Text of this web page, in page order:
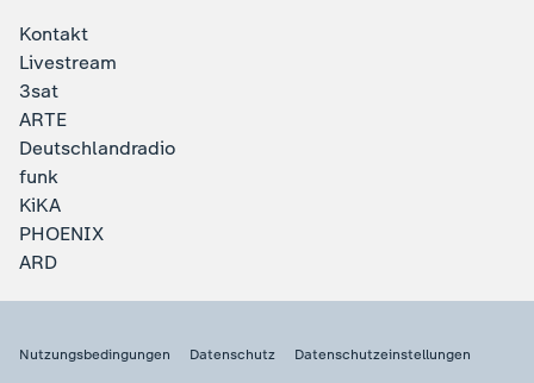
Kontakt
Livestream
3sat
ARTE
Deutschlandradio
funk
KiKA
PHOENIX
ARD
Nutzungsbedingungen Datenschutz Datenschutzeinstellungen